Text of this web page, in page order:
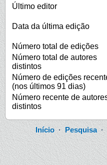
Último editor
Data da última edição
Número total de edições
Número total de autores
distintos
Número de edições
(nos últimos 91 dias)
Número recente de
distintos
Início·Pesquisa